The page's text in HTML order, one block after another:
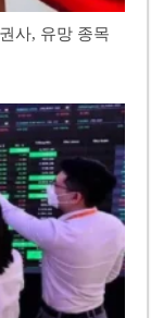
사, 유망 종목